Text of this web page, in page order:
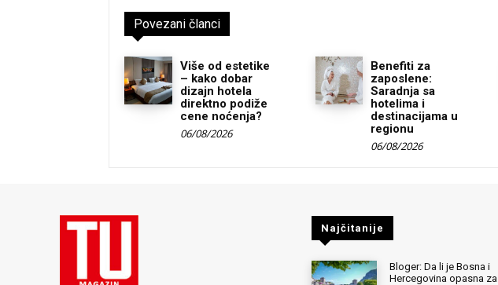
Povezani članci
Više od estetike
– kako dobar
dizajn hotela
direktno podiže
cene noćenja?
06/08/2026
Benefiti za
zaposlene:
Saradnja sa
hotelima i
destinacijama u
regionu
06/08/2026
Najčitanije
Bloger: Da li je Bosna i
Hercegovina opasna za